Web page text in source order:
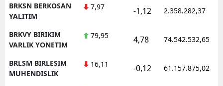
BRKSN BERKOSAN
YALITIM
7,97 -1,12 2.358.282,37
BRKVY BIRIKIM
VARLIK YONETIM
79,95 4,78 74.542.532,65
BRLSM BIRLESIM
MUHENDISLIK
16,11 -0,12 61.157.875,02